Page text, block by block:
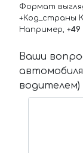
Формат
+Код_страны
Например, +49
Ваши
водителем)